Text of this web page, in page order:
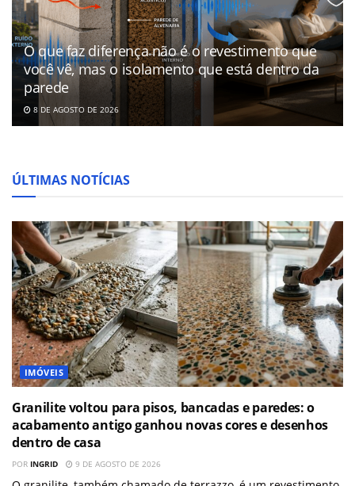
O que faz diferença não é o revestimento que
você vê, mas o isolamento que está dentro da
parede
8 DE AGOSTO DE 2026
ÚLTIMAS NOTÍCIAS
IMÓVEIS
Granilite voltou para pisos, bancadas e paredes: o
acabamento antigo ganhou novas cores e desenhos
dentro de casa
POR INGRID 9 DE AGOSTO DE 2026